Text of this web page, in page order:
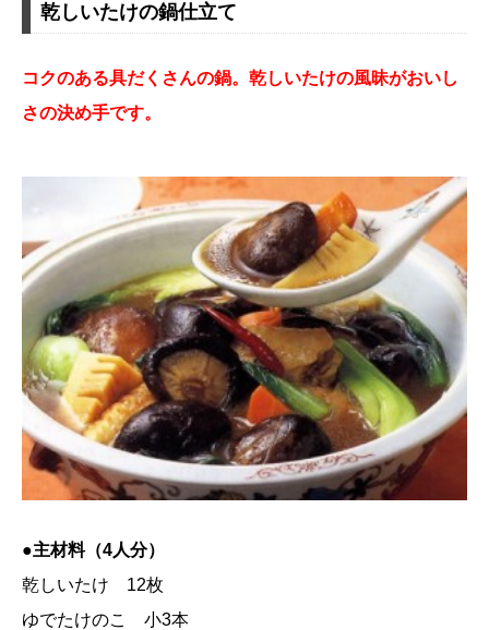
乾しいたけの鍋仕立て
コクのある具だくさんの鍋。乾しいたけの風昧がおいし
さの決め手です。
●主材料（4人分）
乾しいたけ 12枚
ゆでたけのこ 小3本